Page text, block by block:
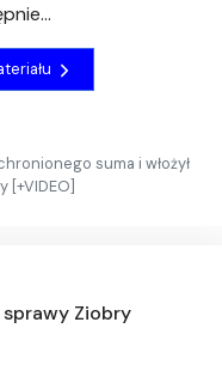
suma i włożył
[+VIDEO]
Ziobry